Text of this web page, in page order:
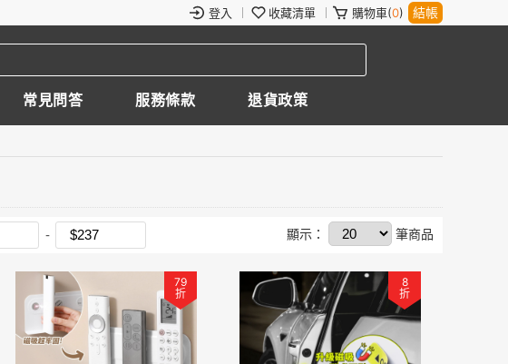
登入 收藏清單 購物車(0) 結帳
常見問答 服務條款 退貨政策
顯示： 筆商品
79
折
8
折